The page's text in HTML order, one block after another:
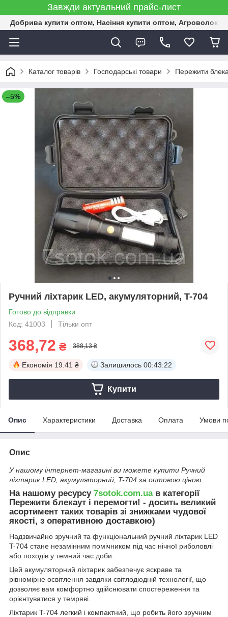
Завжди актуальний прайс-лист
Добрива купити оптом, Насіння купити оптом,
Каталог товарів Господарські товари Пережити
–5%
Ручний ліхтарик LED, акумуляторний, T-704
Готово до відправки
Код: 41003
Тільки опт
368,72 ₴ 388,13 ₴
Економія 19.41 ₴ Залишилось 00:43:22
Купити
Опис Характеристики Доставка Оплата Умови
Опис
У нашому інтернет-магазині ви можете купити Ручний
ліхтарик LED, акумуляторний, T-704 за оптовою ціною.
На нашому ресурсу 7sotok.com.uaв категорії
Пережити блекаут і перемогти! - досить великий
асортимент таких товарів зі знижками чудової
якості, з оперативною доставкою)
Надзвичайно зручний та функціональний ручний ліхтарик LED
T-704 стане незамінним помічником під час нічної риболовлі
або походів у темний час доби.
Цей акумуляторний ліхтарик забезпечує яскраве та
рівномірне освітлення завдяки світлодіодній технології, що
дозволяє вам комфортно здійснювати спостереження та
орієнтуватися у темряві.
Ліхтарик T-704 легкий і компактний, що робить його зручним